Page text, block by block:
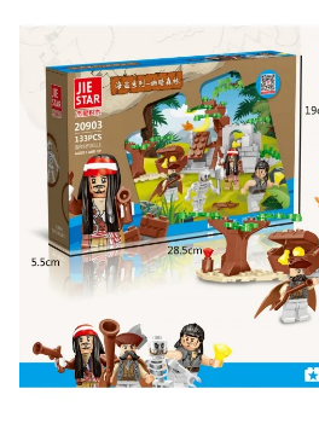
Оставьте отзыв (не менее 50
нашем сайте и получите купон
текстовый отзыв или 100₽ за
Скидка за отзыв
на Яндекс.Маркете
Оставьте отзыв (не менее 50
через системуЯндекс.Маркетс
указанием номера и даты
и получите купон на скидку 150₽
...уже сейчас